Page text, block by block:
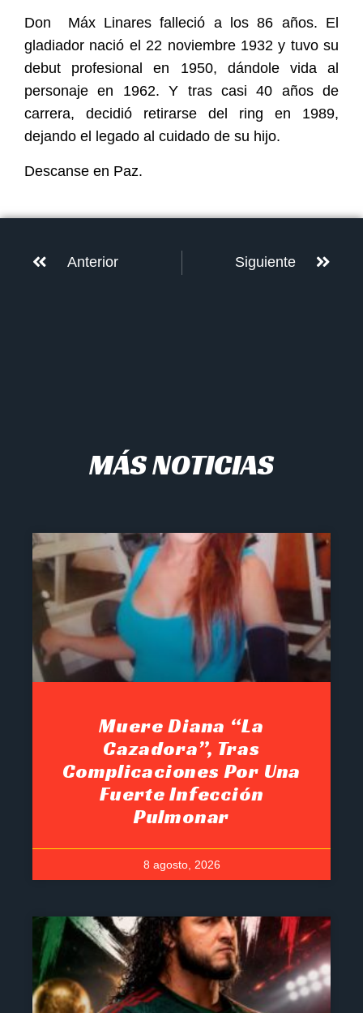
Don Máx Linares falleció a los 86 años. El
gladiador nació el 22 noviembre 1932 y tuvo su
debut profesional en 1950, dándole vida al
personaje en 1962. Y tras casi 40 años de
carrera, decidió retirarse del ring en 1989,
dejando el legado al cuidado de su hijo.
Descanse en Paz.
Anterior Siguiente
MÁS NOTICIAS
Muere Diana “La
Cazadora”, Tras
Complicaciones Por Una
Fuerte Infección
Pulmonar
8 agosto, 2026